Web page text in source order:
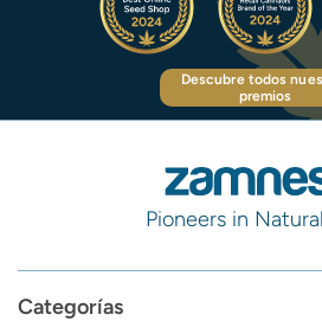
Descubre todos
premios
Pioneers in
Categorías